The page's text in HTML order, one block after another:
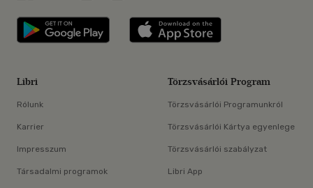
Libri applikáció Szerezd meg: Google
Libri
Rólunk
Karrier
Impresszum
Társadalmi programok
Törzsvásárlói Program
Törzsvásárlói Programunkról
Törzsvásárlói Kártya egyenlege
Törzsvásárlói szabályzat
Libri App